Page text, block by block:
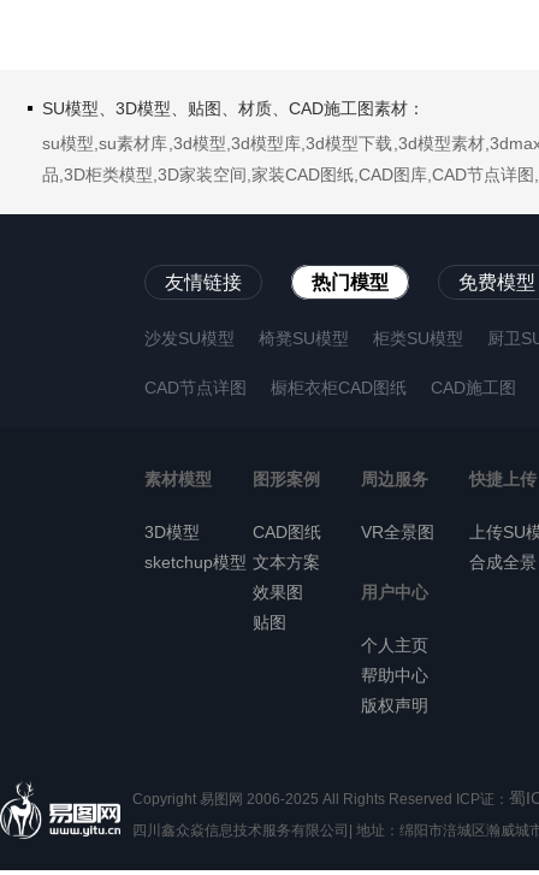
SU模型、3D模型、贴图、材质、CAD施工图素材：
su模型,su素材库,3d模型,3d模型库,3d模型下载,3d模型素材
品,3D柜类模型,3D家装空间,家装CAD图纸,CAD图库,CAD节点详
友情链接 热门模型 免费模型
沙发SU模型 椅凳SU模型 柜类SU模型 厨卫
CAD节点详图 橱柜衣柜CAD图纸 CAD施工图
素材模型
3D模型
sketchup模型
图形案例
CAD图纸
文本方案
效果图
贴图
周边服务
VR全景图
快捷上传
上传SU
合成全景
用户中心
个人主页
帮助中心
版权声明
Copyright 易图网 2006-2025 All Rights Reserved ICP证： 蜀
四川鑫众焱信息技术服务有限公司| 地址：绵阳市涪城区瀚威城